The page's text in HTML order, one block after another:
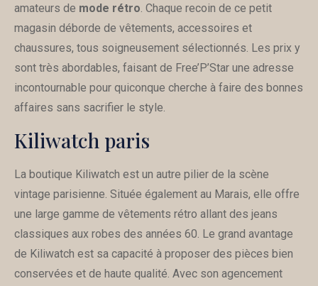
amateurs de mode rétro. Chaque recoin de ce petit
magasin déborde de vêtements, accessoires et
chaussures, tous soigneusement sélectionnés. Les prix y
sont très abordables, faisant de Free’P’Star une adresse
incontournable pour quiconque cherche à faire des bonnes
affaires sans sacrifier le style.
Kiliwatch paris
La boutique Kiliwatch est un autre pilier de la scène
vintage parisienne. Située également au Marais, elle offre
une large gamme de vêtements rétro allant des jeans
classiques aux robes des années 60. Le grand avantage
de Kiliwatch est sa capacité à proposer des pièces bien
conservées et de haute qualité. Avec son agencement